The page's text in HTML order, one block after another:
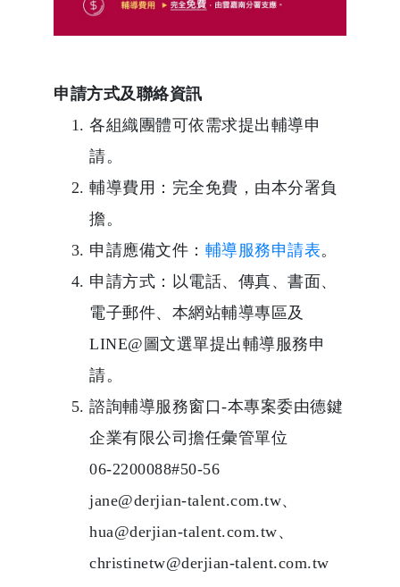
申請方式及聯絡資訊
各組織團體可依需求提出輔導申
請。
輔導費用：完全免費，由本分署負
擔。
申請應備文件： 輔導服務申請表。
申請方式：以電話、傳真、書面、
電子郵件、本網站輔導專區及
LINE@圖文選單提出輔導服務申
請。
諮詢輔導服務窗口-本專案委由德鍵
企業有限公司擔任彙管單位
06-2200088#50-56
jane@derjian-talent.com.tw、
hua@derjian-talent.com.tw、
christinetw@derjian-talent.com.tw